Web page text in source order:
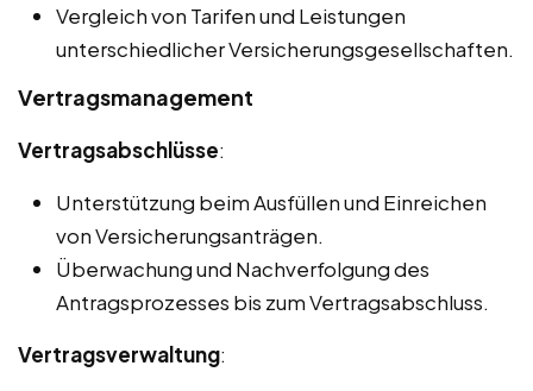
Vergleich von Tarifen und Leistungen
unterschiedlicher Versicherungsgesellschaften.
Vertragsmanagement
Vertragsabschlüsse:
Unterstützung beim Ausfüllen und Einreichen
von Versicherungsanträgen.
Überwachung und Nachverfolgung des
Antragsprozesses bis zum Vertragsabschluss.
Vertragsverwaltung: